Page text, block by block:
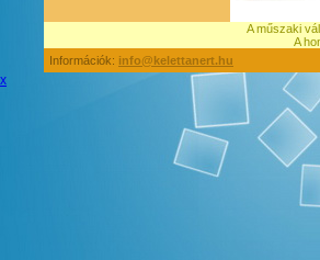
A műszaki
A
Információk: info@kelettanert.hu
x